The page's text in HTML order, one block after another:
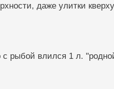
даже улитки кверху
с рыбой влился 1 л.